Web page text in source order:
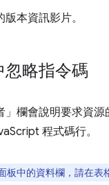
本資訊影片。
略指令碼
欄會說明要求資源
程式碼行。
板中的資料欄，請在表